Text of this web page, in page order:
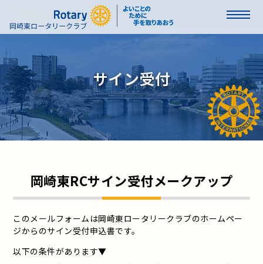
サイン受付
岡崎東RCサイン受付メークアップ
このメールフォームは岡崎東ロータリークラブのホームペー
ジからのサイン受付申込書です。
以下の条件があります▼